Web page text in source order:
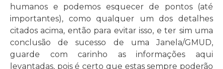
humanos e podemos esquecer de pontos (até
importantes), como qualquer um dos detalhes
citados acima, então para evitar isso, e ter sim uma
conclusão de sucesso de uma Janela/GMUD,
guarde com carinho as informações aqui
levantadas, pois é certo que estas sempre poderão